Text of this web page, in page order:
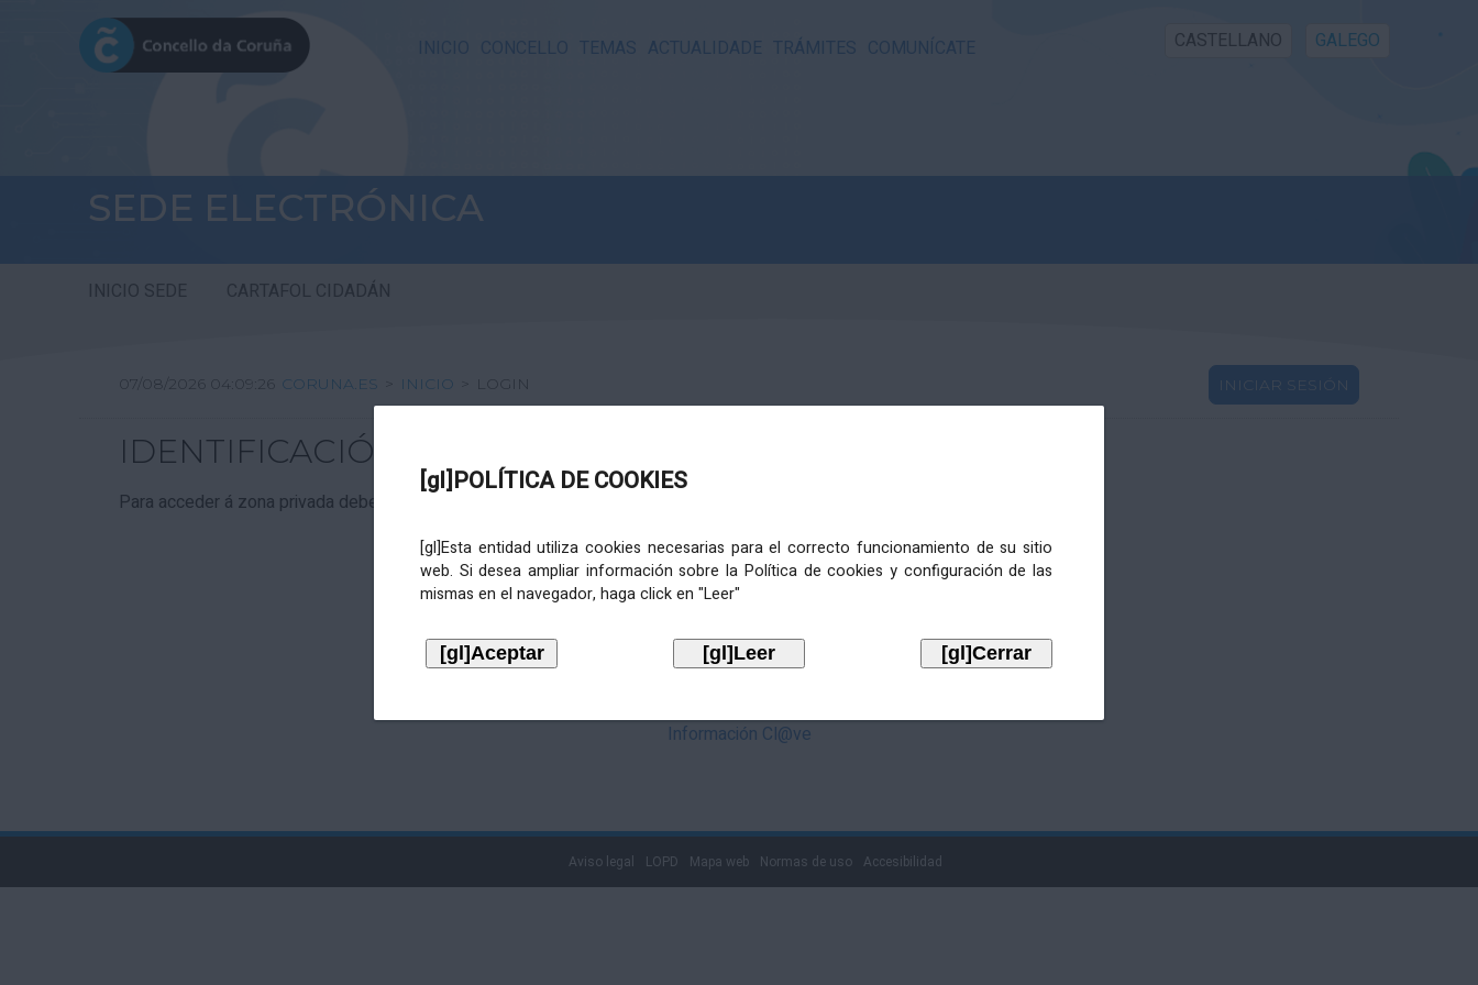
INICIO CONCELLO TEMAS ACTUALIDADE TRÁMITES COMUNÍCATE CASTELLANO GALEGO
SEDE ELECTRÓNICA
INICIO SEDE CARTAFOL CIDADÁN
[gl]POLÍTICA DE COOKIES
[gl]Esta entidad utiliza cookies necesarias para el correcto funcionamiento de su sitio
web. Si desea ampliar información sobre la Política de cookies y configuración de las
mismas en el navegador, haga click en "Leer"
07/08/2026 04:09:26 CORUNA.ES > INICIO > LOGIN INICIAR SESIÓN
IDENTIFICACIÓN
Para acceder á zona privada debe identificarse mediante Cl@ve. Pulse no logotipo
Información Cl@ve
Aviso legal LOPD Mapa web Normas de uso Accesibilidad